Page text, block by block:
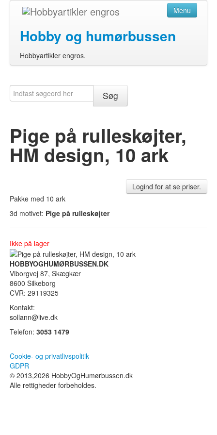
Menu
Hobby og humørbussen
Hobbyartikler engros.
Nyheder
Ny kunde
Logind
Søg
Pige på rulleskøjter,
HM design, 10 ark
Logind for at se priser.
Pakke med 10 ark
3d motivet: Pige på rulleskøjter
Ikke på lager
HOBBYOGHUMØRBUSSEN.DK
Viborgvej 87, Skægkær
8600 Silkeborg
CVR: 29119325
Kontakt:
sollann@live.dk
Telefon: 3053 1479
Cookie- og privatlivspolitik
GDPR
© 2013,2026 HobbyOgHumørbussen.dk
Alle rettigheder forbeholdes.